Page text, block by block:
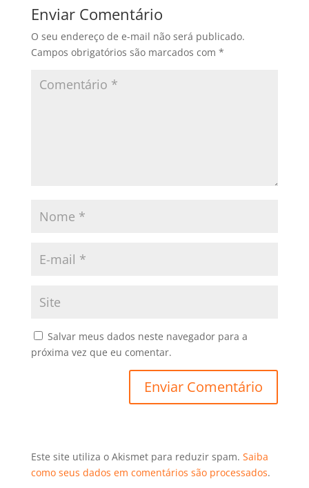
Enviar Comentário
O seu endereço de e-mail não será publicado.
Campos obrigatórios são marcados com *
Salvar meus dados neste navegador para a
próxima vez que eu comentar.
Este site utiliza o Akismet para reduzir spam. Saiba
como seus dados em comentários são processados.